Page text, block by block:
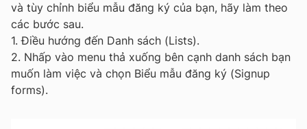
và tùy chỉnh biểu mẫu đăng ký của bạn, hãy làm theo
các bước sau.
1. Điều hướng đến Danh sách (Lists).
2. Nhấp vào menu thả xuống bên cạnh danh sách bạn
muốn làm việc và chọn Biểu mẫu đăng ký (Signup
forms).